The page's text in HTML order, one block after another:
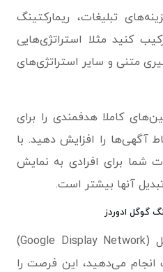
تبلیغات، ریمارکتینگ
کنید مثلا استراتژی‌هایی
متنی و سایر استراتژی‌های
کاملا هدفمندی را برای
آگهی‌ها را افزایش دهید. با
شما برای افرادی به نمایش
آنها بیشتر است.
گوگل ادوردز
وقتی در شبکه نمایش گوگل (Google Display Network)
انجام می‌دهید، این فرصت را